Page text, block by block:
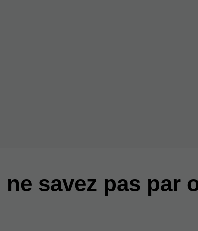
ne savez pas par